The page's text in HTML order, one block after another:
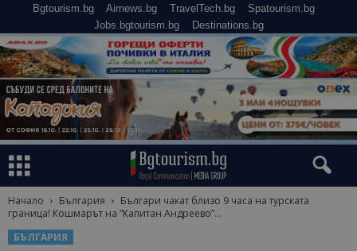
Bgtourism.bg Airnews.bg TravelTech.bg
Spatourism.bg
Jobs.bgtourism.bg
Destinations.bg
Начало България
Българи чакат близо 9 часа на турската
граница! Кошмарът на “Капитан Андреево”...
БЪЛГАРИЯ